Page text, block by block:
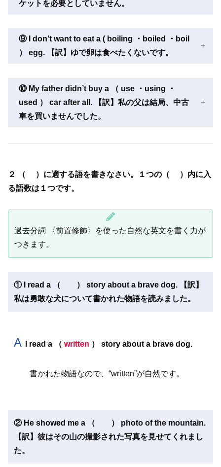
ケットを必要としていません。
⑨ I don’t want to eat a ( boiling ・boiled ・boil
） egg. 【訳】ゆで卵は食べたくないです。
⑩ My father didn’t buy a （ use ・using ・
used ） car after all. 【訳】私の父は結局、中古
車を買いませんでした。
２ （ ）に適する語を書きなさい。１つの（ ）内に入
る語数は１つです。
過去分詞 〈前置修飾〉を使った自然な英文を書く力が
つきます。
① I read a （ ） story about a brave dog. 【訳】
私は勇敢な犬について書かれた物語を読みました。
A I read a （ written ） story about a brave dog.
書かれた物語なので、“written”が自然です。
② He showed me a （ ） photo of the mountain.
【訳】彼はその山の撮影された写真を見せてくれまし
た。